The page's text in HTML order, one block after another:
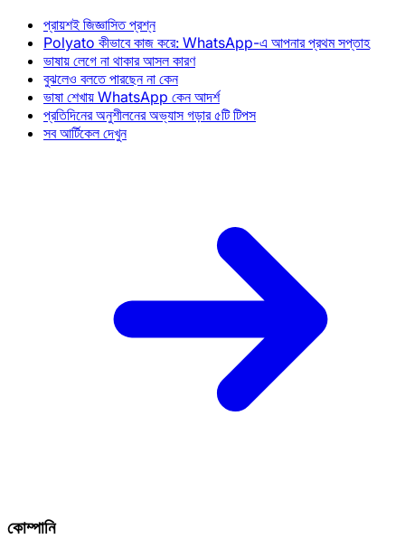
প্রায়শই জিজ্ঞাসিত প্রশ্ন
Polyato কীভাবে কাজ করে: WhatsApp-এ আপনার প্রথম সপ্তাহ
ভাষায় লেগে না থাকার আসল কারণ
বুঝলেও বলতে পারছেন না কেন
ভাষা শেখায় WhatsApp কেন আদর্শ
প্রতিদিনের অনুশীলনের অভ্যাস গড়ার ৫টি টিপস
সব আর্টিকেল দেখুন
কোম্পানি